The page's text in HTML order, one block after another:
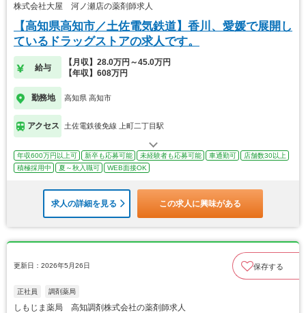
株式会社大屋 河ノ瀬店の薬剤師求人
【高知県高知市／土佐電気鉄道】香川、愛媛で展開し
ているドラッグストアの求人です。
給与
【月収】28.0万円～45.0万円
【年収】608万円
勤務地 高知県 高知市
アクセス 土佐電鉄後免線 上町二丁目駅
年収600万円以上可 新卒も応募可能 未経験者も応募可能 車通勤可
店舗数30以上
積極採用中
夏～秋入職可 WEB面接OK
求人の詳細を見る この求人に興味がある
更新日：2026年5月26日 保存する
正社員 調剤薬局
しもじま薬局 高知調剤株式会社の薬剤師求人